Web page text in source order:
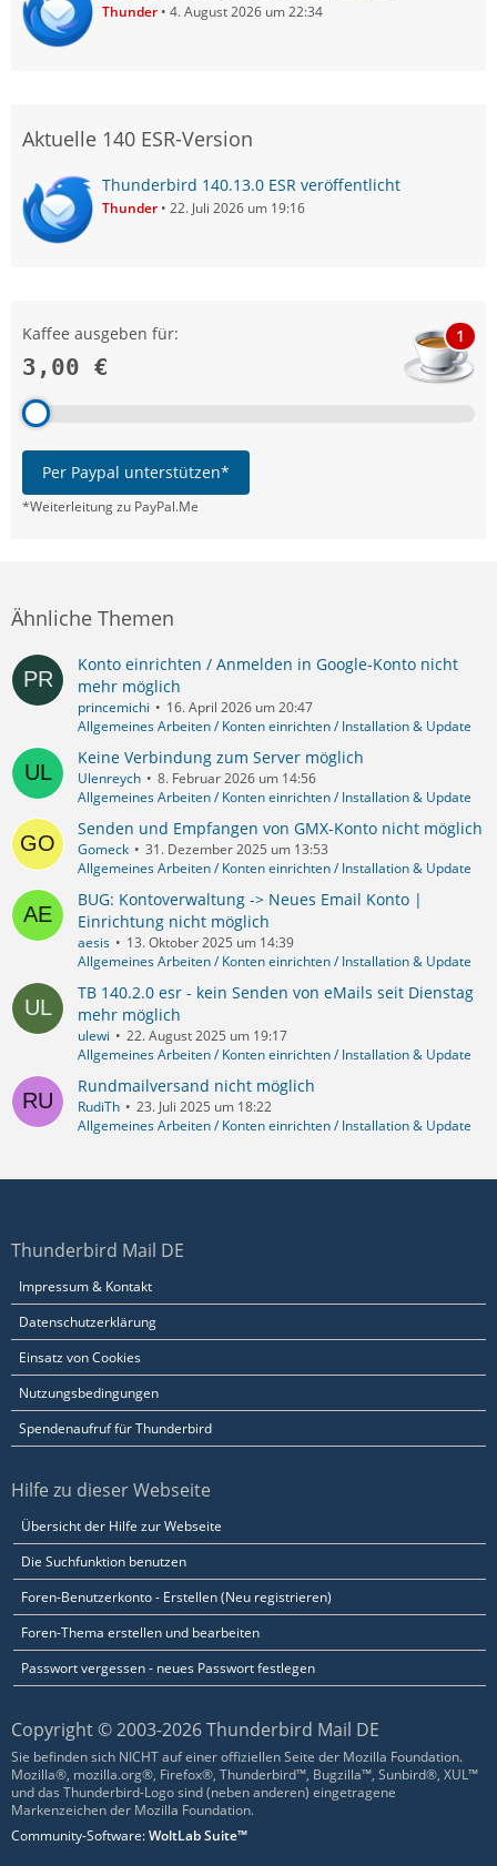
Thunder 4. August 2026 um 22:34
Aktuelle 140 ESR-Version
Thunderbird 140.13.0 ESR veröffentlicht
Thunder 22. Juli 2026 um 19:16
Kaffee ausgeben für:
3,00 €
1
Per Paypal unterstützen*
*Weiterleitung zu PayPal.Me
Ähnliche Themen
Konto einrichten / Anmelden in Google-Konto nicht
mehr möglich
princemichi
16. April 2026 um 20:47
Allgemeines Arbeiten / Konten einrichten / Installation & Update
Keine Verbindung zum Server möglich
Ulenreych
8. Februar 2026 um 14:56
Allgemeines Arbeiten / Konten einrichten / Installation & Update
Senden und Empfangen von GMX-Konto nicht möglich
Gomeck
31. Dezember 2025 um 13:53
Allgemeines Arbeiten / Konten einrichten / Installation & Update
BUG: Kontoverwaltung -> Neues Email Konto |
Einrichtung nicht möglich
aesis
13. Oktober 2025 um 14:39
Allgemeines Arbeiten / Konten einrichten / Installation & Update
TB 140.2.0 esr - kein Senden von eMails seit Dienstag
mehr möglich
ulewi
22. August 2025 um 19:17
Allgemeines Arbeiten / Konten einrichten / Installation & Update
Rundmailversand nicht möglich
RudiTh
23. Juli 2025 um 18:22
Allgemeines Arbeiten / Konten einrichten / Installation & Update
Thunderbird Mail DE
Impressum & Kontakt
Datenschutzerklärung
Einsatz von Cookies
Nutzungsbedingungen
Spendenaufruf für Thunderbird
Hilfe zu dieser Webseite
Übersicht der Hilfe zur Webseite
Die Suchfunktion benutzen
Foren-Benutzerkonto - Erstellen (Neu registrieren)
Foren-Thema erstellen und bearbeiten
Passwort vergessen - neues Passwort festlegen
Copyright © 2003-2026 Thunderbird Mail DE
Sie befinden sich NICHT auf einer offiziellen Seite der Mozilla Foundation.
Mozilla®, mozilla.org®, Firefox®, Thunderbird™, Bugzilla™, Sunbird®, XUL™
und das Thunderbird-Logo sind (neben anderen) eingetragene
Markenzeichen der Mozilla Foundation.
Community-Software:WoltLab Suite™